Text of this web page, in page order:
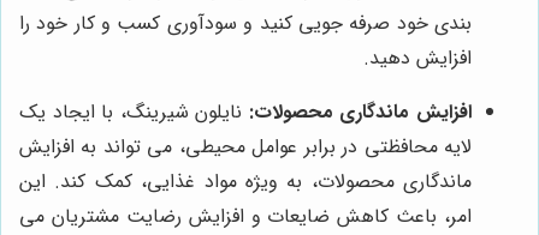
بندی خود صرفه جویی کنید و سودآوری کسب و کار خود را
افزایش دهید.
افزایش ماندگاری محصولات: نایلون شیرینگ، با ایجاد یک
لایه محافظتی در برابر عوامل محیطی، می تواند به افزایش
ماندگاری محصولات، به ویژه مواد غذایی، کمک کند. این
امر، باعث کاهش ضایعات و افزایش رضایت مشتریان می